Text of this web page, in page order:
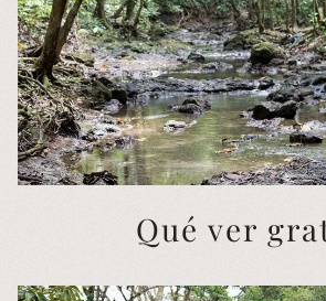
Qué ver